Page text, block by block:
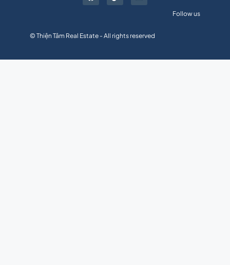
© Thiện Tâm Real Estate - All rights reserved
Follow us